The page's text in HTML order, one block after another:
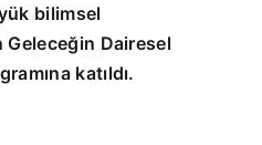
bilimsel
Dairesel
katıldı.